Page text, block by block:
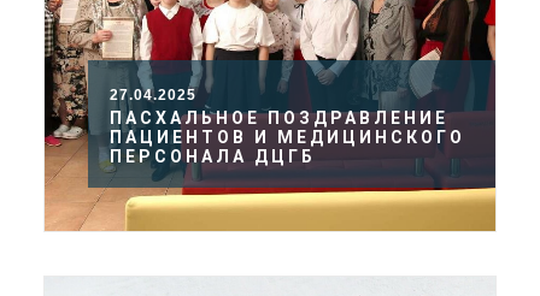
27.04.2025
ПАСХАЛЬНОЕ ПОЗДРАВЛЕНИЕ
ПАЦИЕНТОВ И МЕДИЦИНСКОГО
ПЕРСОНАЛА ДЦГБ